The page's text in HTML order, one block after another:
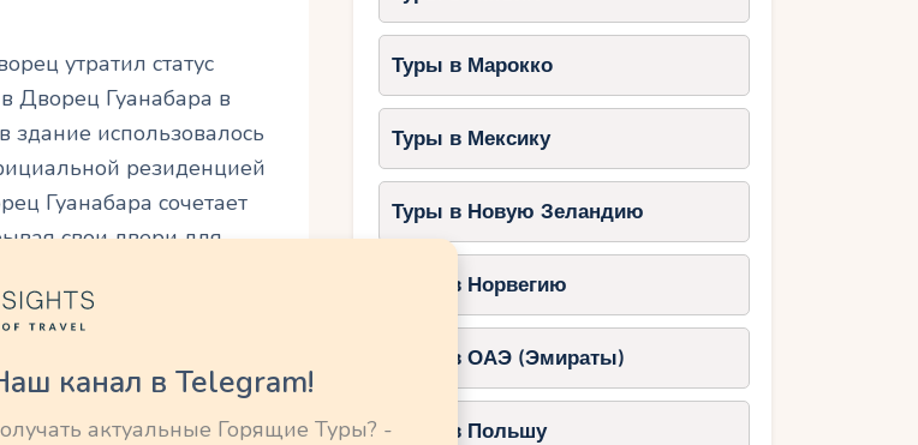
утратил статус
Дворец Гуанабара в
здание использовалось
резиденцией
Гуанабара сочетает
свои двери для
Туры в Марокко
Туры в Мексику
Туры в Новую Зеландию
Туры в Норвегию
Туры в ОАЭ (Эмираты)
Туры в Польшу
канал в Telegram!
актуальные Горящие Туры? -